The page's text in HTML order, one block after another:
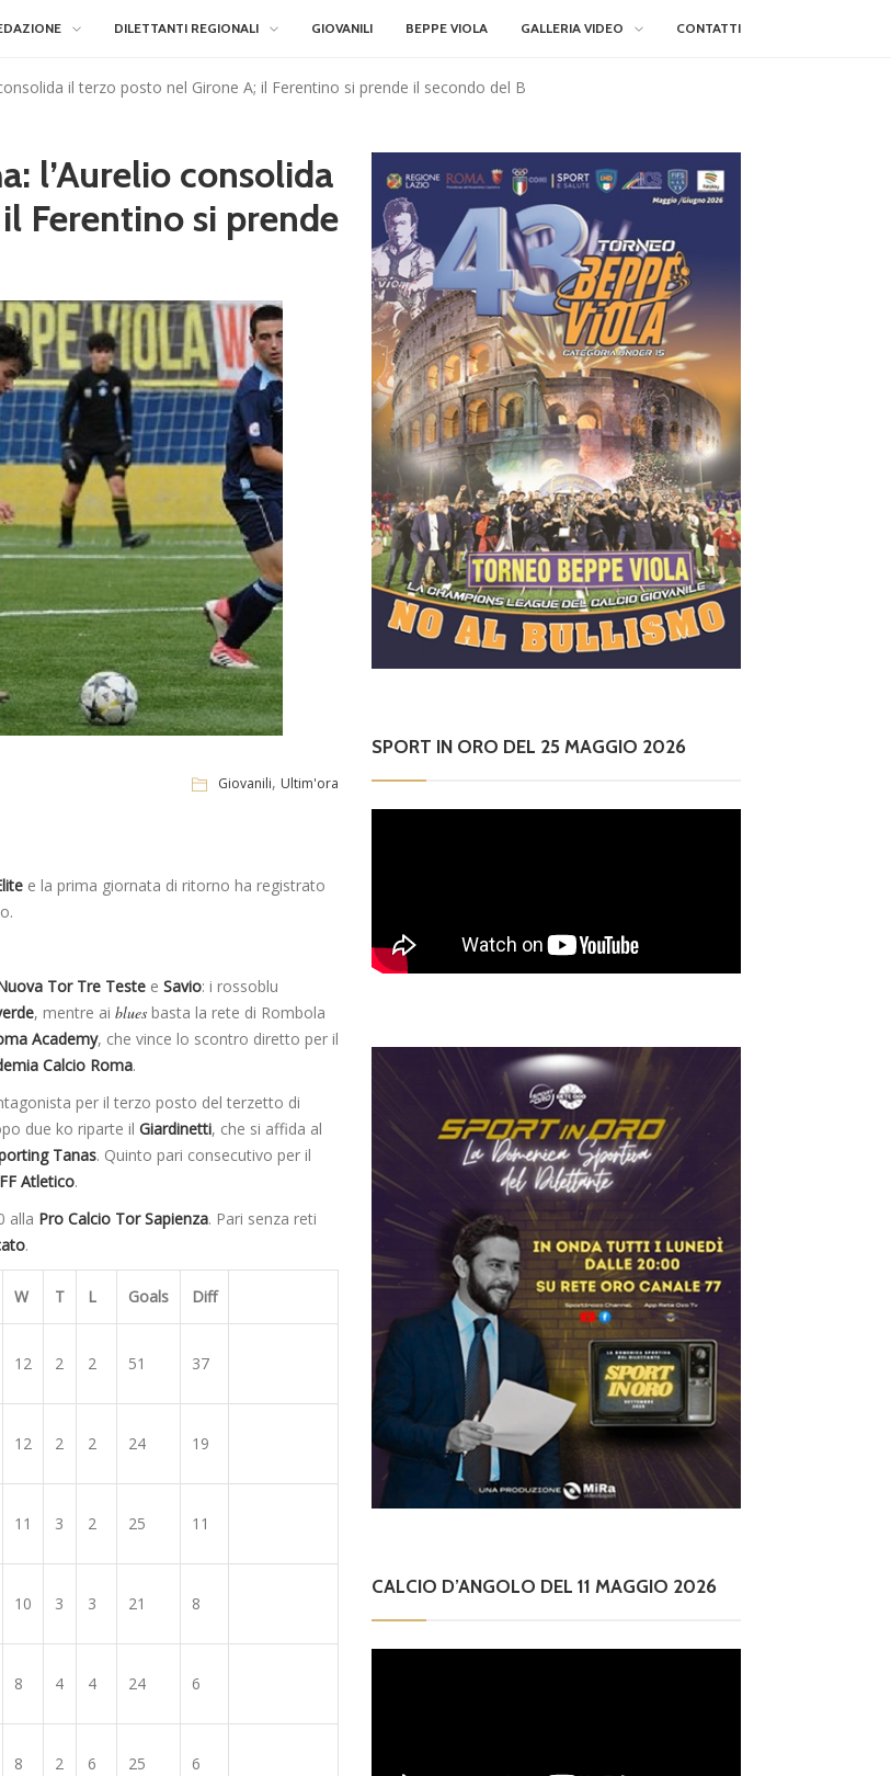
DILETTANTI REGIONALI GIOVANILI BEPPE VIOLA GALLERIA VIDEO CONTATTI
il terzo posto nel Girone A; il Ferentino si prende il secondo del B
l’Aurelio consolida
Ferentino si prende
Giovanili, Ultim'ora
e la prima giornata di ritorno ha registrato
Tor Tre Teste e Savio: i rossoblu
, mentre ai blues basta la rete di Rombola
Academy, che vince lo scontro diretto per il
Calcio Roma.
per il terzo posto del terzetto di
due ko riparte il Giardinetti, che si affida al
Tanas. Quinto pari consecutivo per il
Atletico.
alla Pro Calcio Tor Sapienza. Pari senza reti
.
W T L Goals Diff
12 2 2 51 37
12 2 2 24 19
11 3 2 25 11
10 3 3 21 8
8 4 4 24 6
8 2 6 25 6
SPORT IN ORO DEL 25 MAGGIO 2026
CALCIO D’ANGOLO DEL 11 MAGGIO 2026